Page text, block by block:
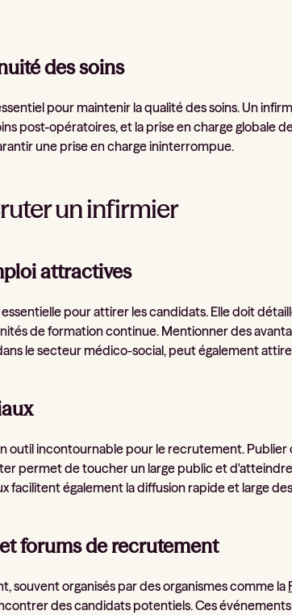
des soins
pour maintenir la qualité des soins. Un
post-opératoires, et la prise en charge globale
une prise en charge ininterrompue.
un infirmier
attractives
pour attirer les candidats. Elle doit
de formation continue. Mentionner des
le secteur médico-social, peut également
outil incontournable pour le recrutement.
permet de toucher un large public et
facilitent également la diffusion rapide et large
forums de recrutement
souvent organisés par des organismes comme la
des candidats potentiels. Ces